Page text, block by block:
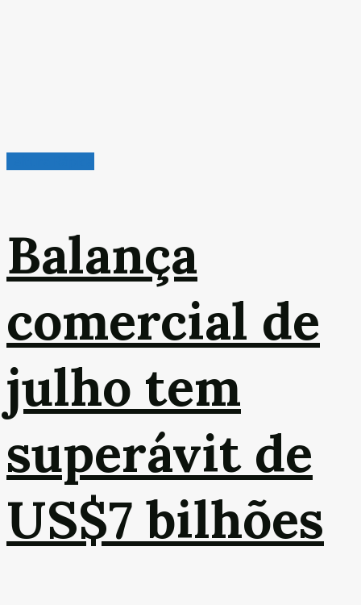
Balança
comercial de
julho tem
superávit de
US$7 bilhões